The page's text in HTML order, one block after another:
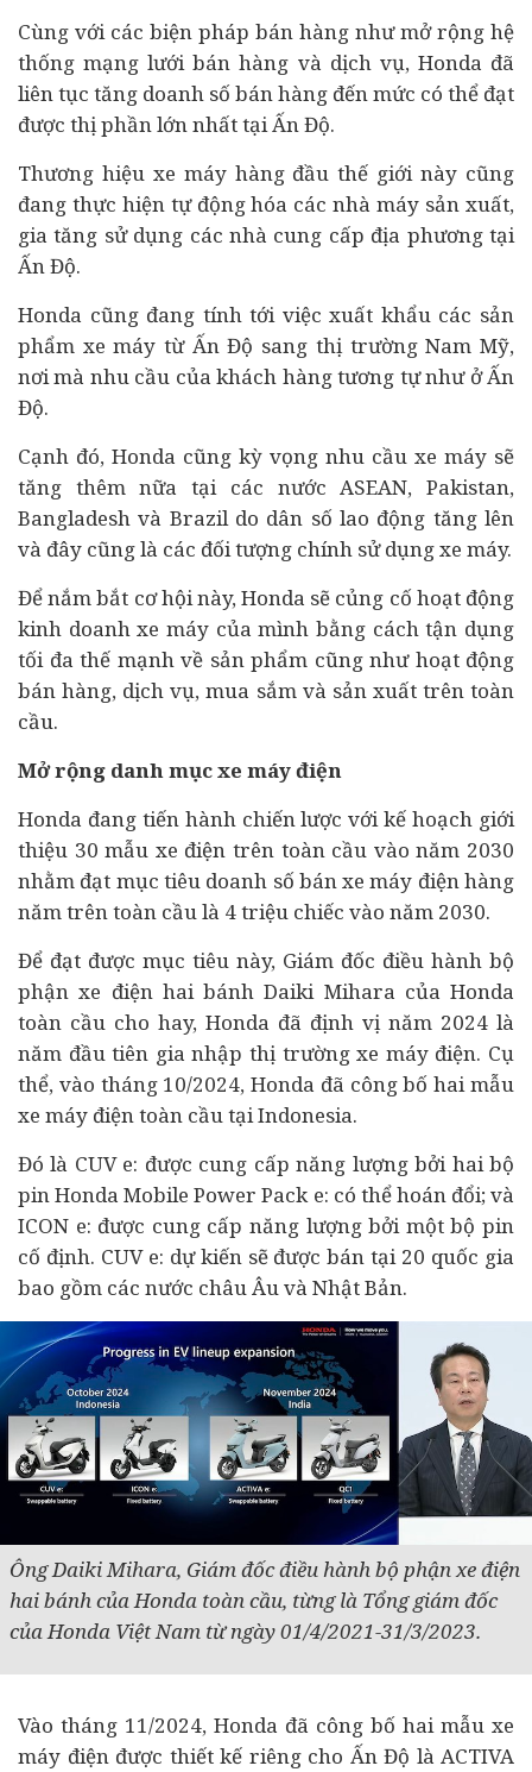
Cùng với các biện pháp bán hàng như mở rộng hệ
thống mạng lưới bán hàng và dịch vụ, Honda đã
liên tục tăng doanh số bán hàng đến mức có thể đạt
được thị phần lớn nhất tại Ấn Độ.
Thương hiệu xe máy hàng đầu thế giới này cũng
đang thực hiện tự động hóa các nhà máy sản xuất,
gia tăng sử dụng các nhà cung cấp địa phương tại
Ấn Độ.
Honda cũng đang tính tới việc xuất khẩu các sản
phẩm xe máy từ Ấn Độ sang thị trường Nam Mỹ,
nơi mà nhu cầu của khách hàng tương tự như ở Ấn
Độ.
Cạnh đó, Honda cũng kỳ vọng nhu cầu xe máy sẽ
tăng thêm nữa tại các nước ASEAN, Pakistan,
Bangladesh và Brazil do dân số lao động tăng lên
và đây cũng là các đối tượng chính sử dụng xe máy.
Để nắm bắt cơ hội này, Honda sẽ củng cố hoạt động
kinh doanh xe máy của mình bằng cách tận dụng
tối đa thế mạnh về sản phẩm cũng như hoạt động
bán hàng, dịch vụ, mua sắm và sản xuất trên toàn
cầu.
Mở rộng danh mục xe máy điện
Honda đang tiến hành chiến lược với kế hoạch giới
thiệu 30 mẫu xe điện trên toàn cầu vào năm 2030
nhằm đạt mục tiêu doanh số bán xe máy điện hàng
năm trên toàn cầu là 4 triệu chiếc vào năm 2030.
Để đạt được mục tiêu này, Giám đốc điều hành bộ
phận xe điện hai bánh Daiki Mihara của Honda
toàn cầu cho hay, Honda đã định vị năm 2024 là
năm đầu tiên gia nhập thị trường xe máy điện. Cụ
thể, vào tháng 10/2024, Honda đã công bố hai mẫu
xe máy điện toàn cầu tại Indonesia.
Đó là CUV e: được cung cấp năng lượng bởi hai bộ
pin Honda Mobile Power Pack e: có thể hoán đổi; và
ICON e: được cung cấp năng lượng bởi một bộ pin
cố định. CUV e: dự kiến ​​sẽ được bán tại 20 quốc gia
bao gồm các nước châu Âu và Nhật Bản.
Ông Daiki Mihara, Giám đốc điều hành bộ phận xe điện
hai bánh của Honda toàn cầu, từng là Tổng giám đốc
của Honda Việt Nam từ ngày 01/4/2021-31/3/2023.
Vào tháng 11/2024, Honda đã công bố hai mẫu xe
máy điện được thiết kế riêng cho Ấn Độ là ACTIVA